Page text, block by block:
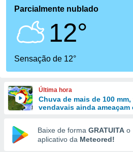
fornecidas
a este
das
e
forma
digital
Parcialmente nublado
12°
Sensação de 12°
Última hora
Chuva de mais de 100
vendavais ainda ameaçam
Baixe de forma GRATUITA o
aplicativo da Meteored!